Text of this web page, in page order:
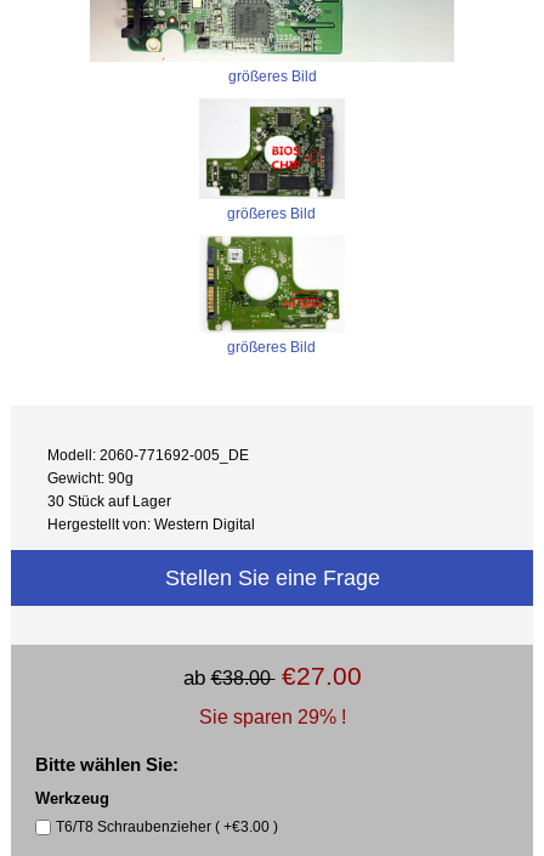
größeres Bild
größeres Bild
größeres Bild
Modell: 2060-771692-005_DE
Gewicht: 90g
30 Stück auf Lager
Hergestellt von: Western Digital
Stellen Sie eine Frage
ab€38.00 €27.00
Sie sparen 29% !
Bitte wählen Sie:
Werkzeug
T6/T8 Schraubenzieher ( +€3.00 )